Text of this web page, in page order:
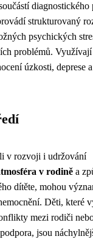
diagnostického
strukturovaný
psychických
problémů. Využívají
úzkosti, deprese a
v rozvoji i udržování
v rodině a
dítěte, mohou
Děti, které
mezi rodiči
jsou